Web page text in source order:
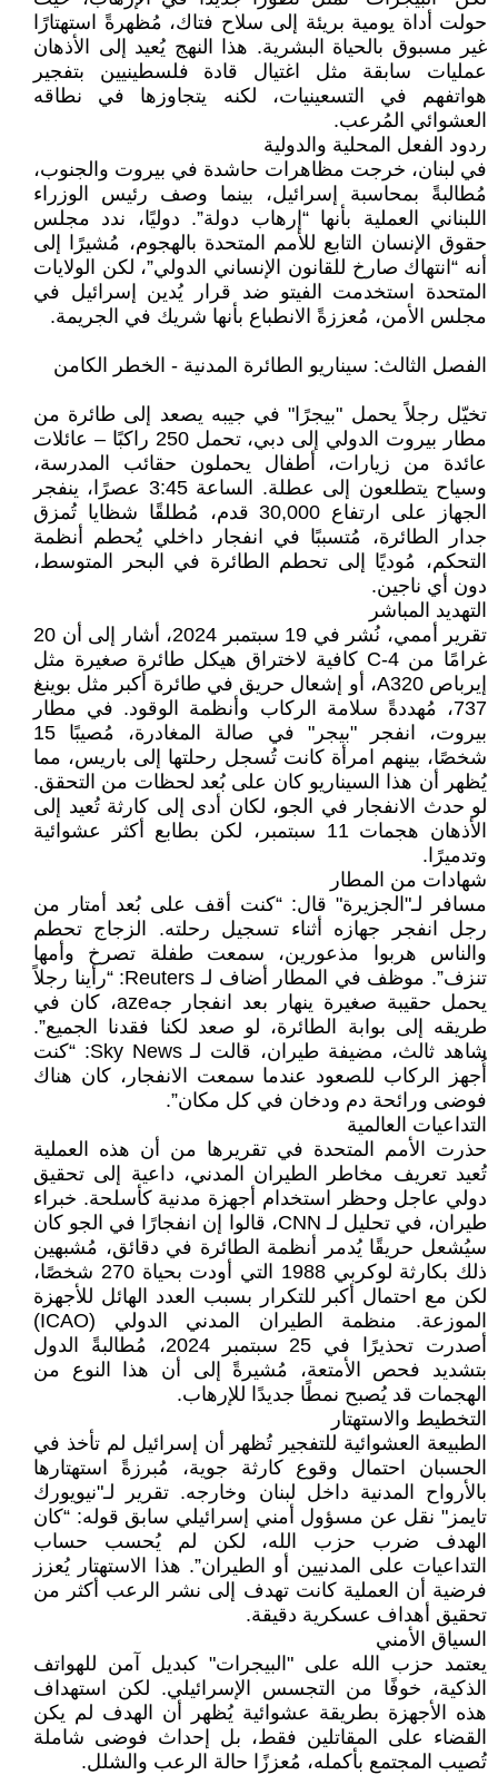
حولت أداة يومية بريئة إلى سلاح فتاك، مُظهرةً استهتارًا
غير مسبوق بالحياة البشرية. هذا النهج يُعيد إلى الأذهان
عمليات سابقة مثل اغتيال قادة فلسطينيين بتفجير
هواتفهم في التسعينيات، لكنه يتجاوزها في نطاقه
العشوائي المُرعب.
ردود الفعل المحلية والدولية
في لبنان، خرجت مظاهرات حاشدة في بيروت والجنوب،
مُطالبةً بمحاسبة إسرائيل، بينما وصف رئيس الوزراء
اللبناني العملية بأنها “إرهاب دولة”. دوليًا، ندد مجلس
حقوق الإنسان التابع للأمم المتحدة بالهجوم، مُشيرًا إلى
أنه “انتهاك صارخ للقانون الإنساني الدولي”، لكن الولايات
المتحدة استخدمت الفيتو ضد قرار يُدين إسرائيل في
مجلس الأمن، مُعززةً الانطباع بأنها شريك في الجريمة.
الفصل الثالث: سيناريو الطائرة المدنية - الخطر الكامن
تخيّل رجلاً يحمل "بيجرًا" في جيبه يصعد إلى طائرة من
مطار بيروت الدولي إلى دبي، تحمل 250 راكبًا – عائلات
عائدة من زيارات، أطفال يحملون حقائب المدرسة،
وسياح يتطلعون إلى عطلة. الساعة 3:45 عصرًا، ينفجر
الجهاز على ارتفاع 30,000 قدم، مُطلقًا شظايا تُمزق
جدار الطائرة، مُتسببًا في انفجار داخلي يُحطم أنظمة
التحكم، مُوديًا إلى تحطم الطائرة في البحر المتوسط،
دون أي ناجين.
التهديد المباشر
تقرير أممي، نُشر في 19 سبتمبر 2024، أشار إلى أن 20
غرامًا من C-4 كافية لاختراق هيكل طائرة صغيرة مثل
إيرباص A320، أو إشعال حريق في طائرة أكبر مثل بوينغ
737، مُهددةً سلامة الركاب وأنظمة الوقود. في مطار
بيروت، انفجر "بيجر" في صالة المغادرة، مُصيبًا 15
شخصًا، بينهم امرأة كانت تُسجل رحلتها إلى باريس، مما
يُظهر أن هذا السيناريو كان على بُعد لحظات من التحقق.
لو حدث الانفجار في الجو، لكان أدى إلى كارثة تُعيد إلى
الأذهان هجمات 11 سبتمبر، لكن بطابع أكثر عشوائية
وتدميرًا.
شهادات من المطار
مسافر لـ"الجزيرة" قال: “كنت أقف على بُعد أمتار من
رجل انفجر جهازه أثناء تسجيل رحلته. الزجاج تحطم
والناس هربوا مذعورين، سمعت طفلة تصرخ وأمها
تنزف”. موظف في المطار أضاف لـ Reuters: “رأينا رجلاً
يحمل حقيبة صغيرة ينهار بعد انفجار جهaze، كان في
طريقه إلى بوابة الطائرة، لو صعد لكنا فقدنا الجميع”.
شاهد ثالث، مضيفة طيران، قالت لـ Sky News: “كنت
أُجهز الركاب للصعود عندما سمعت الانفجار، كان هناك
فوضى ورائحة دم ودخان في كل مكان”.
التداعيات العالمية
حذرت الأمم المتحدة في تقريرها من أن هذه العملية
تُعيد تعريف مخاطر الطيران المدني، داعية إلى تحقيق
دولي عاجل وحظر استخدام أجهزة مدنية كأسلحة. خبراء
طيران، في تحليل لـ CNN، قالوا إن انفجارًا في الجو كان
سيُشعل حريقًا يُدمر أنظمة الطائرة في دقائق، مُشبهين
ذلك بكارثة لوكربي 1988 التي أودت بحياة 270 شخصًا،
لكن مع احتمال أكبر للتكرار بسبب العدد الهائل للأجهزة
الموزعة. منظمة الطيران المدني الدولي (ICAO)
أصدرت تحذيرًا في 25 سبتمبر 2024، مُطالبةً الدول
بتشديد فحص الأمتعة، مُشيرةً إلى أن هذا النوع من
الهجمات قد يُصبح نمطًا جديدًا للإرهاب.
التخطيط والاستهتار
الطبيعة العشوائية للتفجير تُظهر أن إسرائيل لم تأخذ في
الحسبان احتمال وقوع كارثة جوية، مُبرزةً استهتارها
بالأرواح المدنية داخل لبنان وخارجه. تقرير لـ"نيويورك
تايمز" نقل عن مسؤول أمني إسرائيلي سابق قوله: “كان
الهدف ضرب حزب الله، لكن لم يُحسب حساب
التداعيات على المدنيين أو الطيران”. هذا الاستهتار يُعزز
فرضية أن العملية كانت تهدف إلى نشر الرعب أكثر من
تحقيق أهداف عسكرية دقيقة.
السياق الأمني
يعتمد حزب الله على "البيجرات" كبديل آمن للهواتف
الذكية، خوفًا من التجسس الإسرائيلي. لكن استهداف
هذه الأجهزة بطريقة عشوائية يُظهر أن الهدف لم يكن
القضاء على المقاتلين فقط، بل إحداث فوضى شاملة
تُصيب المجتمع بأكمله، مُعززًا حالة الرعب والشلل.